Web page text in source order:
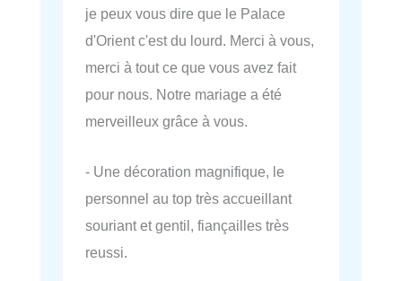
je peux vous dire que le Palace
d'Orient c'est du lourd. Merci à vous,
merci à tout ce que vous avez fait
pour nous. Notre mariage a été
merveilleux grâce à vous.
- Une décoration magnifique, le
personnel au top très accueillant
souriant et gentil, fiançailles très
reussi.